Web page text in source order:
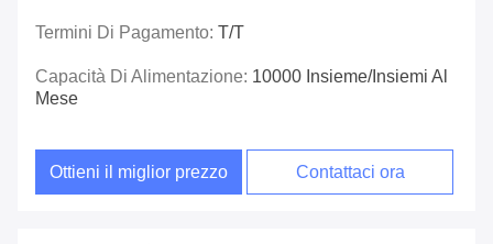
Termini Di Pagamento: T/T
Capacità Di Alimentazione: 10000 Insieme/insiemi Al
Mese
Ottieni il miglior prezzo Contattaci ora